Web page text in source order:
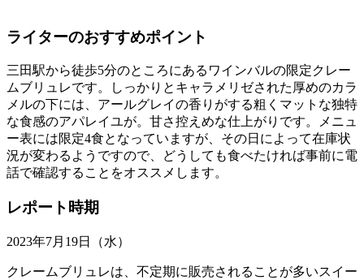
ライターのおすすめポイント
三田駅から徒歩5分のところにあるワインバルの限定クレー
ムブリュレです。しっかりとキャラメリゼされた厚めのカラ
メルの下には、アールグレイの香りがする粗くマットな独特
な食感のアパレイユが。甘さ控えめな仕上がりです。メニュ
ー表には限定4食となっていますが、その日によって在庫状
況が変わるようですので、どうしても食べたければ事前に電
話で確認することをオススメします。
レポート時期
2023年7月19日（水）
クレームブリュレは、不定期に販売されることが多いスイー